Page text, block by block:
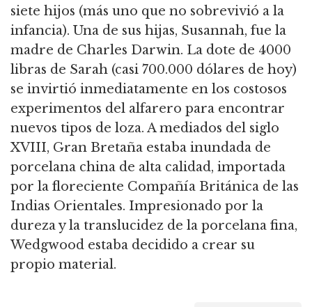
siete hijos (más uno que no sobrevivió a la
infancia). Una de sus hijas, Susannah, fue la
madre de Charles Darwin. La dote de 4000
libras de Sarah (casi 700.000 dólares de hoy)
se invirtió inmediatamente en los costosos
experimentos del alfarero para encontrar
nuevos tipos de loza. A mediados del siglo
XVIII, Gran Bretaña estaba inundada de
porcelana china de alta calidad, importada
por la floreciente Compañía Británica de las
Indias Orientales. Impresionado por la
dureza y la translucidez de la porcelana fina,
Wedgwood estaba decidido a crear su
propio material.